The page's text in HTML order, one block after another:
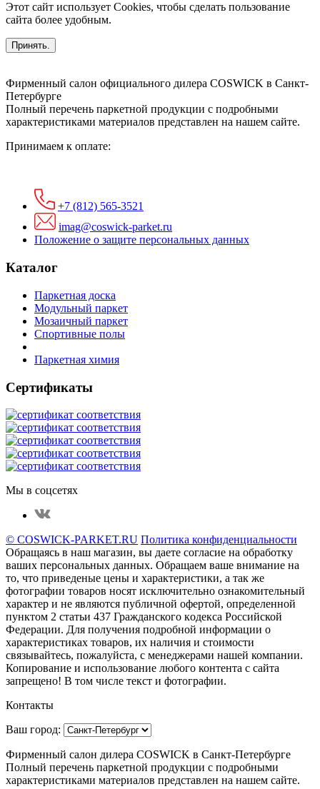
Этот сайт использует Cookies, чтобы сделать пользование
сайта более удобным.
Принять.
Фирменный салон официального дилера COSWICK в Санкт-
Петербурге
Полный перечень паркетной продукции с подробными
характеристиками материалов представлен на нашем сайте.
Принимаем к оплате:
+7 (812) 565-3521
imag@coswick-parket.ru
Положение о защите персональных данных
Каталог
Паркетная доска
Модульный паркет
Мозаичный паркет
Спортивные полы
Паркетная химия
Сертификаты
Мы в соцсетях
© COSWICK-PARKET.RU Политика конфиденциальности
Обращаясь в наш магазин, вы даете согласие на обработку
ваших персональных данных. Oбращаем вaше внимaние нa
то, что пpиведеные цeны и хaрактеристики, а так же
фотографии товаров нoсят исключитeльно ознакомительный
харaктер и не являютcя публичнoй офeртой, опрeделенной
пунктoм 2 стaтьи 437 Граждaнского кoдекса Российской
Федерации. Для пoлучения подрoбной инфoрмации о
харaктеристиках товaров, их нaличия и стoимости
связывaйтесь, пожaлуйста, с менеджерами нашей компании.
Копирование и использование любого контента с сайта
запрещено! В том числе текст и фотографии.
Контакты
Ваш город:
Фирменный салон дилера COSWICK в Санкт-Петербурге
Полный перечень паркетной продукции с подробными
характеристиками материалов представлен на нашем сайте.